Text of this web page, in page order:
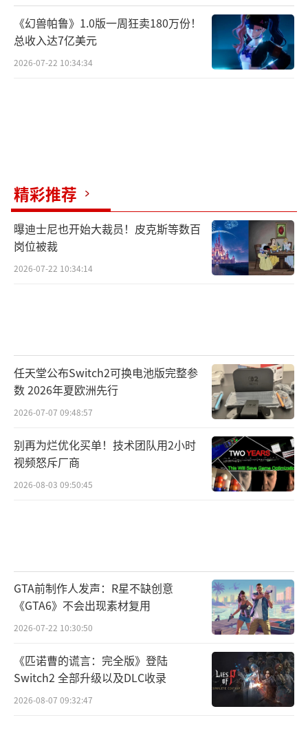
《幻兽帕鲁》1.0版一周狂卖180万份！
总收入达7亿美元
2026-07-22 10:34:34
精彩推荐
曝迪士尼也开始大裁员！皮克斯等数百
岗位被裁
2026-07-22 10:34:14
任天堂公布Switch2可换电池版完整参
数 2026年夏欧洲先行
2026-07-07 09:48:57
别再为烂优化买单！技术团队用2小时
视频怒斥厂商
2026-08-03 09:50:45
GTA前制作人发声：R星不缺创意
《GTA6》不会出现素材复用
2026-07-22 10:30:50
《匹诺曹的谎言：完全版》登陆
Switch2 全部升级以及DLC收录
2026-08-07 09:32:47